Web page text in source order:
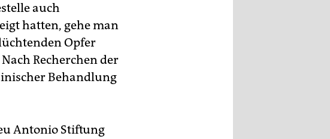
auch
hatten, gehe man
Opfer
Recherchen der
Behandlung
Antonio Stiftung